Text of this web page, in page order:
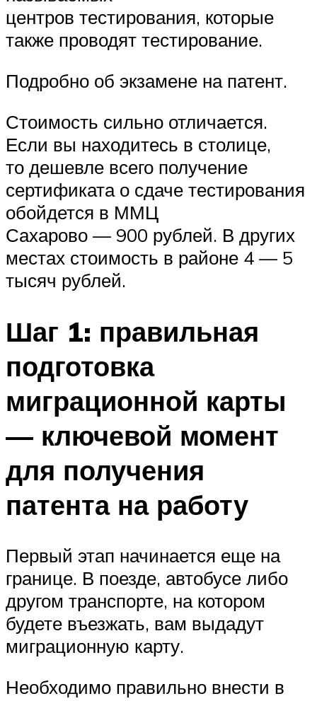
центров тестирования, которые
также проводят тестирование.
Подробно об экзамене на патент.
Стоимость сильно отличается.
Если вы находитесь в столице,
то дешевле всего получение
сертификата о сдаче тестирования
обойдется в ММЦ
Сахарово — 900 рублей. В других
местах стоимость в районе 4 — 5
тысяч рублей.
Шаг 1: правильная
подготовка
миграционной карты
— ключевой момент
для получения
патента на работу
Первый этап начинается еще на
границе. В поезде, автобусе либо
другом транспорте, на котором
будете въезжать, вам выдадут
миграционную карту.
Необходимо правильно внести в